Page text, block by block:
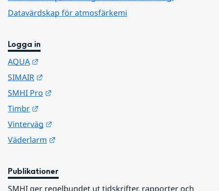
Datavärdskap för atmosfärkemi
Logga in
AQUA
SIMAIR
SMHI Pro
Timbr
Vinterväg
Väderlarm
Publikationer
SMHI ger regelbundet ut tidskrifter, rapporter och